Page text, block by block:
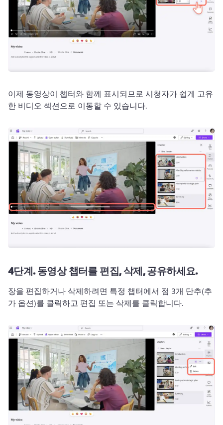
이제 동영상이 챕터와 함께 표시되므로 시청자가 쉽게 고유
한 비디오 섹션으로 이동할 수 있습니다.
4단계.동영상 챕터를 편집, 삭제, 공유하세요.
장을 편집하거나 삭제하려면 특정 챕터에서 점 3개 단추(추
가 옵션)를 클릭하고 편집 또는 삭제를 클릭합니다.